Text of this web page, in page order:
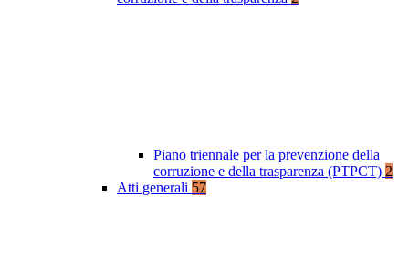
Piano triennale per la prevenzione della
corruzione e della trasparenza (PTPCT) 2
Atti generali 57